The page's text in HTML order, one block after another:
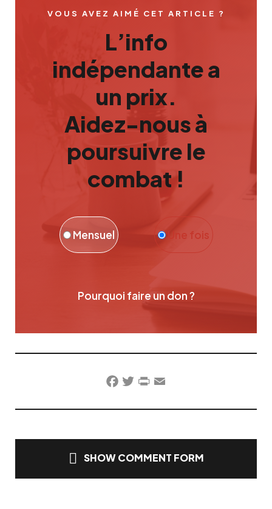
VOUS AVEZ AIMÉ CET ARTICLE ?
L’info
indépendante a
un prix.
Aidez-nous à
poursuivre le
combat !
Une fois
Mensuel
Pourquoi faire un don ?
Facebook
TwitterPrintFriendly
Email
SHOW COMMENT FORM